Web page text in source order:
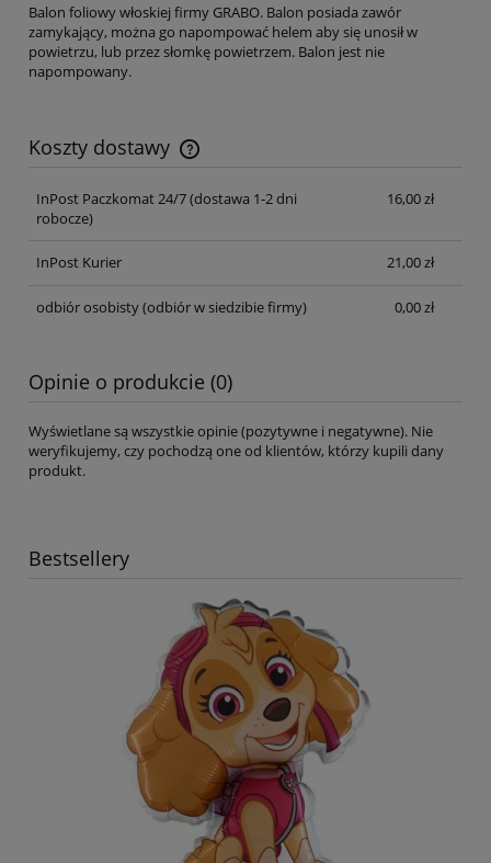
Balon foliowy włoskiej firmy GRABO. Balon posiada zawór
zamykający, można go napompować helem aby się unosił w
powietrzu, lub przez słomkę powietrzem. Balon jest nie
napompowany.
Koszty dostawy
Cena nie zawiera ewentualnych kosztów płatności
InPost Paczkomat 24/7 (dostawa 1-2 dni
robocze)
16,00 zł
InPost Kurier 21,00 zł
odbiór osobisty(odbiór w siedzibie firmy) 0,00 zł
Opinie o produkcie (0)
Wyświetlane są wszystkie opinie (pozytywne i negatywne). Nie
weryfikujemy, czy pochodzą one od klientów, którzy kupili dany
produkt.
Bestsellery